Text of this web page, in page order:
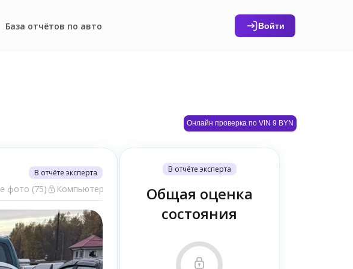
База отчётов по авто Войти
Онлайн проверка по VIN 9 BYN
В отчёте эксперта
фото (75) Компьютерная диагностика (6)
В отчёте эксперта
Общая оценка
состояния